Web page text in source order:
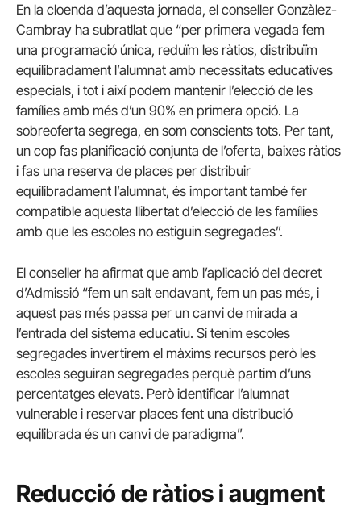
En la cloenda d’aquesta jornada, el conseller Gonzàlez-
Cambray ha subratllat que “per primera vegada fem
una programació única, reduïm les ràtios, distribuïm
equilibradament l’alumnat amb necessitats educatives
especials, i tot i així podem mantenir l’elecció de les
famílies amb més d’un 90% en primera opció. La
sobreoferta segrega, en som conscients tots. Per tant,
un cop fas planificació conjunta de l’oferta, baixes ràtios
i fas una reserva de places per distribuir
equilibradament l’alumnat, és important també fer
compatible aquesta llibertat d’elecció de les famílies
amb que les escoles no estiguin segregades”.
El conseller ha afirmat que amb l’aplicació del decret
d’Admissió “fem un salt endavant, fem un pas més, i
aquest pas més passa per un canvi de mirada a
l’entrada del sistema educatiu. Si tenim escoles
segregades invertirem el màxims recursos però les
escoles seguiran segregades perquè partim d’uns
percentatges elevats. Però identificar l’alumnat
vulnerable i reservar places fent una distribució
equilibrada és un canvi de paradigma”.
Reducció de ràtios i augment